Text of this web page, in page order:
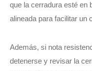
que la cerradura esté en
alineada para facilitar un
Además, si nota
detenerse y revisar la